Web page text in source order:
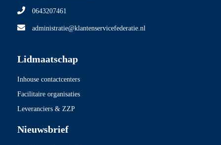
0643207461
administratie@klantenservicefederatie.nl
Lidmaatschap
Inhouse contactcenters
Facilitaire organisaties
Leveranciers & ZZP
Nieuwsbrief